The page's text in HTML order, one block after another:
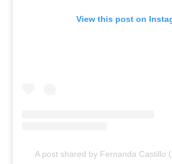
View this post on
A post shared by Fernanda Castillo